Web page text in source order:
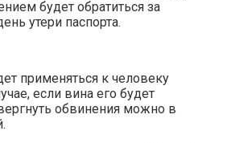
будет обратиться за
утери паспорта.
применяться к человеку
если вина его будет
обвинения можно в